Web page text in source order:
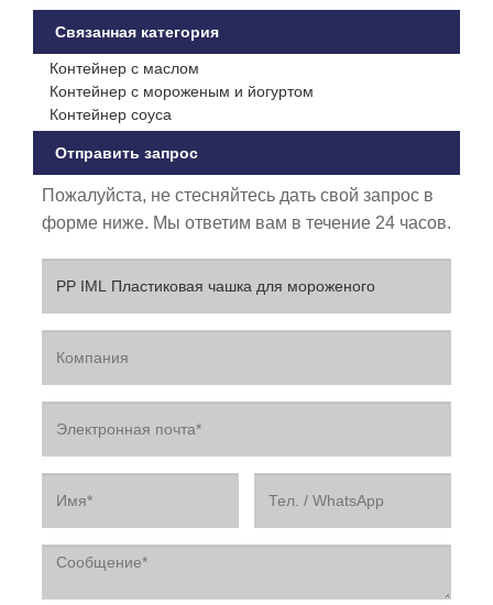
Связанная категория
Контейнер с маслом
Контейнер с мороженым и йогуртом
Контейнер соуса
Отправить запрос
Пожалуйста, не стесняйтесь дать свой запрос в
форме ниже. Мы ответим вам в течение 24 часов.